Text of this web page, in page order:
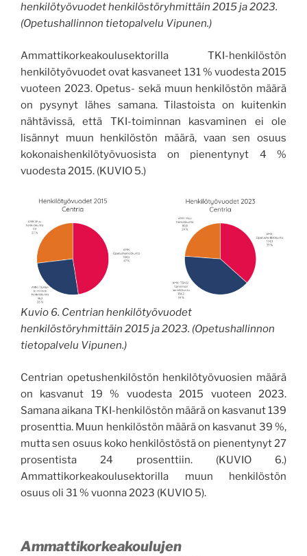
henkilötyövuodet henkilöstöryhmittäin 2015 ja 2023.
(Opetushallinnon tietopalvelu Vipunen.)
Ammattikorkeakoulusektorilla TKI-henkilöstön
henkilötyövuodet ovat kasvaneet 131 % vuodesta 2015
vuoteen 2023. Opetus- sekä muun henkilöstön määrä
on pysynyt lähes samana. Tilastoista on kuitenkin
nähtävissä, että TKI-toiminnan kasvaminen ei ole
lisännyt muun henkilöstön määrä, vaan sen osuus
kokonaishenkilötyövuosista on pienentynyt 4 %
vuodesta 2015. (KUVIO 5.)
Kuvio 6. Centrian henkilötyövuodet
henkilöstöryhmittäin 2015 ja 2023. (Opetushallinnon
tietopalvelu Vipunen.)
Centrian opetushenkilöstön henkilötyövuosien määrä
on kasvanut 19 % vuodesta 2015 vuoteen 2023.
Samana aikana TKI-henkilöstön määrä on kasvanut 139
prosenttia. Muun henkilöstön määrä on kasvanut 39 %,
mutta sen osuus koko henkilöstöstä on pienentynyt 27
prosentista 24 prosenttiin. (KUVIO 6.)
Ammattikorkeakoulusektorilla muun henkilöstön
osuus oli 31 % vuonna 2023 (KUVIO 5).
Ammattikorkeakoulujen